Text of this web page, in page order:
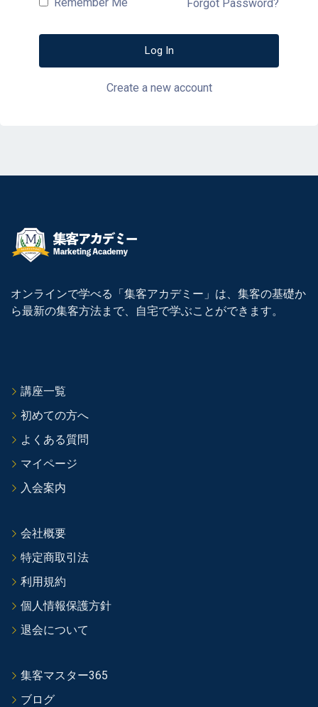
Remember Me Forgot Password?
Create a new account
オンラインで学べる「集客アカデミー」は、集客の基礎か
ら最新の集客方法まで、自宅で学ぶことができます。
講座一覧
初めての方へ
よくある質問
マイページ
入会案内
会社概要
特定商取引法
利用規約
個人情報保護方針
退会について
集客マスター365
ブログ